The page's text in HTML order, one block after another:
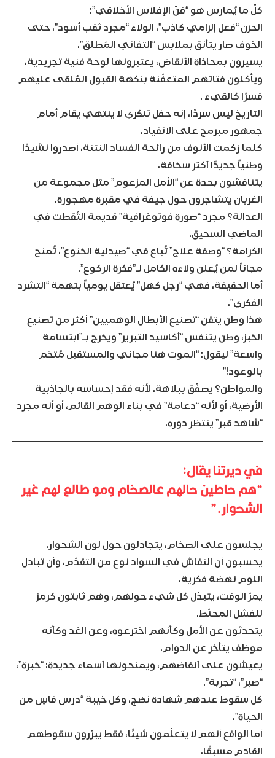
كلّ ما يُمارس هو “فنّ الإفلاس الأخلاقي”:
الحزن “فعل إلزامي كاذب”، الولاء “مجرد ثقب أسود”، حتى
الخوف صار يتأنق بملابس “التفاني المُطلق”.
يسيرون بمحاذاة الأنقاض، يعتبرونها لوحة فنية تجريدية،
ويأكلون فتاتهم المتعفّنة بنكهة القبول المُلقى عليهم
قسرًا كالقيء .​
التاريخ ليس سردًا، إنه حفل تنكري لا ينتهي يقام أمام
جمهور مبرمج على الانقياد.
كلما زكمت الأنوف من رائحة الفساد النتنة، أصدروا نشيدًا
وطنياً جديدًا أكثر سخافة.
يتناقشون بحدة عن “الأمل المزعوم” مثل مجموعة من
الغربان يتشاجرون حول جيفة في مقبرة مهجورة.​
العدالة؟ مجرد “صورة فوتوغرافية” قديمة التُقطت في
الماضي السحيق.
الكرامة؟ “وصفة علاج” تُباع في “صيدلية الخنوع”، تُمنح
مجاناً لمن يُعلن ولاءه الكامل لـ”فكرة الركوع”.
أما الحقيقة، فهي “رجل كهل” يُعتقل يومياً بتهمة “التشرد
الفكري”.​
هذا وطن يتقن “تصنيع الأبطال الوهميين” أكثر من تصنيع
الخبز، وطن يتنفس “أكاسيد التبرير” ويخرج بـ”ابتسامة
واسعة” ليقول: “الموت هنا مجاني والمستقبل مُتخم
بالوعود!”
والمواطن؟ يصفّق ببلاهة. لأنه فقد إحساسه بالجاذبية
الأرضية، أو لأنه “دعامة” في بناء الوهم القائم، أو أنه مجرد
“شاهد قبر” ينتظر دوره.
في ديرتنا يقال:
“هم حاطين حالهم عالصخام ومو طالع لهم غير
الشحوار.”
يجلسون على الصخام، يتجادلون حول لون الشحوار.
يحسبون أن النقاش في السواد نوع من التقدّم، وأن تبادل
اللوم نهضة فكرية.
يمرّ الوقت، يتبدّل كل شيء حولهم، وهم ثابتون كرمز
للفشل المحنّط.
يتحدثون عن الأمل وكأنهم اخترعوه، وعن الغد وكأنه
موظف يتأخر عن الدوام.
يعيشون على أنقاضهم، ويمنحونها أسماء جديدة: “خبرة”،
“صبر”، “تجربة”.
كل سقوط عندهم شهادة نضج، وكل خيبة “درس قاسٍ من
الحياة”.
أما الواقع أنهم لا يتعلّمون شيئًا، فقط يبرّرون سقوطهم
القادم مسبقًا.